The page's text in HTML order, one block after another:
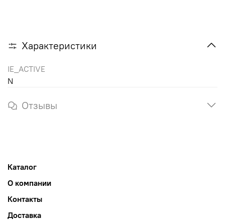
Характеристики
IE_ACTIVE
N
Отзывы
Каталог
О компании
Контакты
Доставка